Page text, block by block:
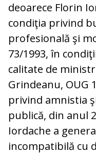
deoarece Florin
condiţia privind
profesională şi
73/1993, în
calitate de
Grindeanu, OUG
privind amnistia
publică, din anul
Iordache a
incompatibilă cu